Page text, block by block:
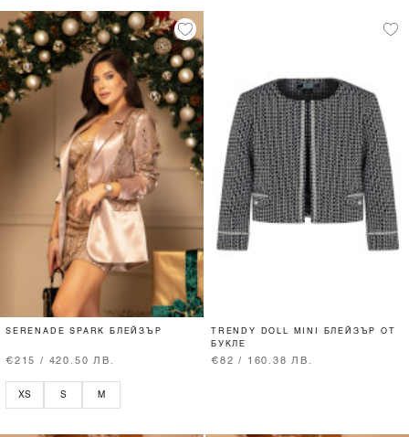
SERENADE SPARK БЛЕЙЗЪР
€215 / 420.50 ЛВ.
XS S M
TRENDY DOLL MINI БЛЕЙЗЪР ОТ
БУКЛЕ
€82 / 160.38 ЛВ.